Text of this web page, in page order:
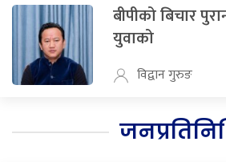
बीपीको बिचार
युवाको
विद्वान गुरुङ